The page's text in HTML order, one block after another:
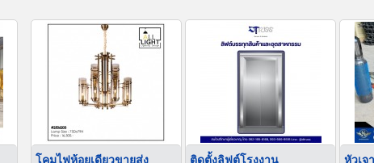
โคมไฟห้อยเดียวขายส่ง ติดตั้งลิฟต์โรงงาน